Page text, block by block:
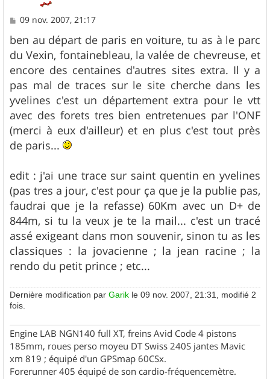
M
s
s
a
g
e
09 nov. 2007, 21:17
ben au départ de paris en voiture, tu as à le parc
du Vexin, fontainebleau, la valée de chevreuse, et
encore des centaines d'autres sites extra. Il y a
pas mal de traces sur le site cherche dans les
yvelines c'est un département extra pour le vtt
avec des forets tres bien entretenues par l'ONF
(merci à eux d'ailleur) et en plus c'est tout près
de paris...
edit : j'ai une trace sur saint quentin en yvelines
(pas tres a jour, c'est pour ça que je la publie pas,
faudrai que je la refasse) 60Km avec un D+ de
844m, si tu la veux je te la mail... c'est un tracé
assé exigeant dans mon souvenir, sinon tu as les
classiques : la jovacienne ; la jean racine ; la
rendo du petit prince ; etc...
Dernière modification par Garik le 09 nov. 2007, 21:31, modifié 2
fois.
Engine LAB NGN140 full XT, freins Avid Code 4 pistons
185mm, roues perso moyeu DT Swiss 240S jantes Mavic
xm 819 ; équipé d'un GPSmap 60CSx.
Forerunner 405 équipé de son cardio-fréquencemètre.